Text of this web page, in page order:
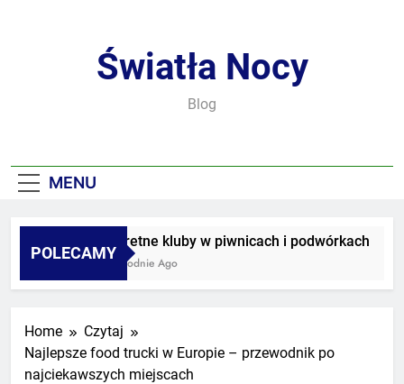
Światła Nocy
Blog
MENU
POLECAMY
Sekretne kluby w piwnicach i podwórkach
3 Tygodnie Ago
Home
Czytaj
Najlepsze food trucki w Europie – przewodnik po
najciekawszych miejscach